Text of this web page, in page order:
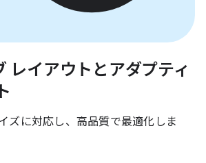
レイアウトとアダプティ
ズに対応し、高品質で最適化しま